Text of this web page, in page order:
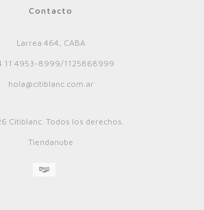
Contacto
Larrea 464, CABA
11 4953-8999/1125868999
hola@citiblanc.com.ar
Citiblanc. Todos los derechos.
Tiendanube